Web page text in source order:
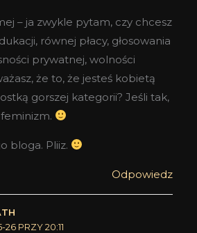
– ja zwykle pytam, czy chcesz
równej płacy, głosowania
prywatnej, wolności
że to, że jesteś kobietą
gorszej kategorii? Jeśli tak,
bloga. Pliiz.
Odpowiedz
26 PRZY 20:11